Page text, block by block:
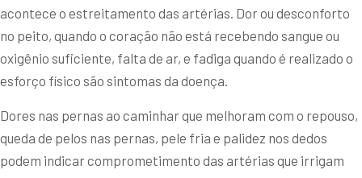
acontece o estreitamento das artérias. Dor ou desconforto
no peito, quando o coração não está recebendo sangue ou
oxigênio suficiente, falta de ar, e fadiga quando é realizado o
esforço físico são sintomas da doença.
Dores nas pernas ao caminhar que melhoram com o repouso,
queda de pelos nas pernas, pele fria e palidez nos dedos
podem indicar comprometimento das artérias que irrigam